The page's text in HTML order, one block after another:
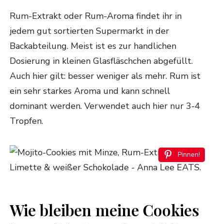
Rum-Extrakt oder Rum-Aroma findet ihr in
jedem gut sortierten Supermarkt in der
Backabteilung. Meist ist es zur handlichen
Dosierung in kleinen Glasfläschchen abgefüllt.
Auch hier gilt: besser weniger als mehr. Rum ist
ein sehr starkes Aroma und kann schnell
dominant werden. Verwendet auch hier nur 3-4
Tropfen.
Pinnen!
Wie bleiben meine Cookies